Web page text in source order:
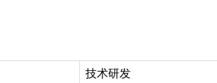
技术研发